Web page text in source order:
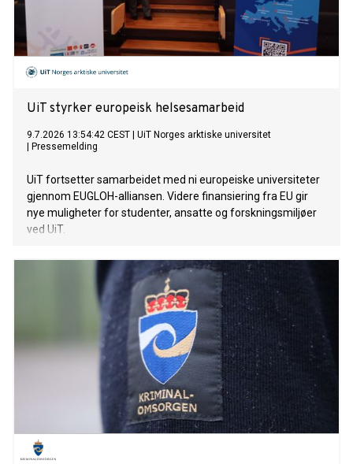
UiT styrker europeisk helsesamarbeid
9.7.2026 13:54:42 CEST
UiT Norges arktiske universitet
Pressemelding
UiT fortsetter samarbeidet med ni europeiske universiteter
gjennom EUGLOH-alliansen. Videre finansiering fra EU gir
nye muligheter for studenter, ansatte og forskningsmiljøer
ved UiT.